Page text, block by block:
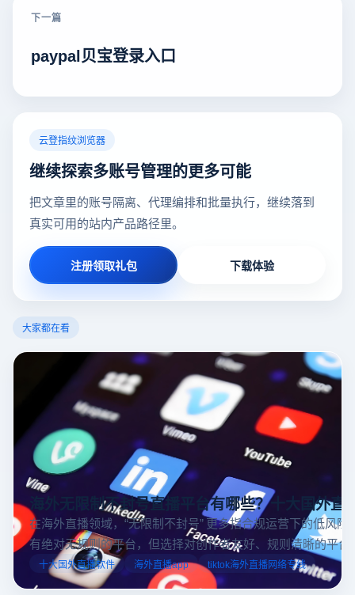
下一篇
paypal贝宝登录入口
云登指纹浏览器
继续探索多账号管理的更多可能
把文章里的账号隔离、代理编排和批量执行，继续落到
真实可用的站内产品路径里。
注册领取礼包 下载体验
大家都在看
海外无限制不封号直播平台有哪些？十大国外直
在海外直播领域，“无限制不封号” 更多指合规运营下的低风
有绝对无规则的平台，但选择对创作者友好、规则清晰的平台
业工具规避风险，能显著降低封号概率。以下推荐十大国外
台，并结合云登多开浏览器的功能，详解如何安全高效运营。
十大国外直播软件 海外直播app tiktok海外直播网络专线